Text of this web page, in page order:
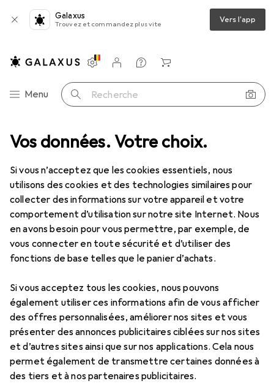
Vos données. Votre choix.
Si vous n’acceptez que les cookies essentiels, nous
utilisons des cookies et des technologies similaires pour
collecter des informations sur votre appareil et votre
comportement d’utilisation sur notre site Internet. Nous
en avons besoin pour vous permettre, par exemple, de
vous connecter en toute sécurité et d’utiliser des
fonctions de base telles que le panier d’achats.
Si vous acceptez tous les cookies, nous pouvons
également utiliser ces informations afin de vous afficher
des offres personnalisées, améliorer nos sites et vous
présenter des annonces publicitaires ciblées sur nos sites
et d’autres sites ainsi que sur nos applications. Cela nous
permet également de transmettre certaines données à
des tiers et à nos partenaires publicitaires.
Galaxus
Trouvez et commandez plus vite Vers l'app
Navigation par catégorie
Menu Recherche
Paramètres
Compte client
Listes de comparaison
Listes d'envies
Panier
NOUVEAUTÉS + TENDANCES
Le sideloading est maintenu sur
Android - avec 24 heures
d'attente
Jan Johannsen